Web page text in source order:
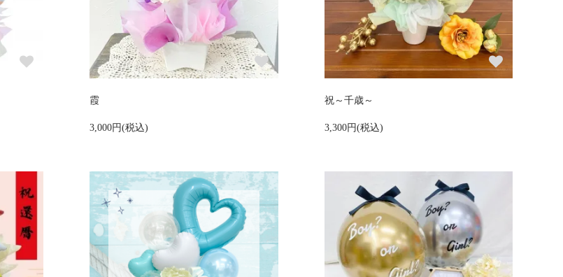
霞
3,000円(税込)
祝～千歳～
3,300円(税込)